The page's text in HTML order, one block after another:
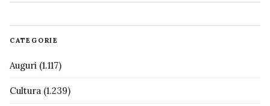
CATEGORIE
Auguri (1.117)
Cultura (1.239)